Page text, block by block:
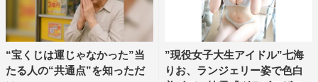
“宝くじは運じゃなかった”当
たる人の“共通点”を知っただ
”現役女子大生アイドル”七海
りお、ランジェリー姿で色白